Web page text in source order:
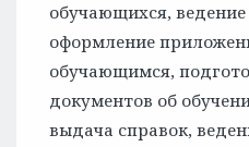
обучающихся, ведение
оформление
обучающимся,
документов об
выдача справок,